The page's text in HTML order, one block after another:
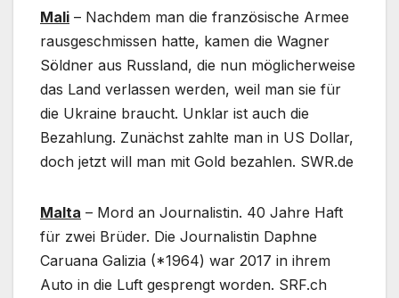
Mali – Nachdem man die französische Armee
rausgeschmissen hatte, kamen die Wagner
Söldner aus Russland, die nun möglicherweise
das Land verlassen werden, weil man sie für
die Ukraine braucht. Unklar ist auch die
Bezahlung. Zunächst zahlte man in US Dollar,
doch jetzt will man mit Gold bezahlen. SWR.de
Malta – Mord an Journalistin. 40 Jahre Haft
für zwei Brüder. Die Journalistin Daphne
Caruana Galizia (*1964) war 2017 in ihrem
Auto in die Luft gesprengt worden. SRF.ch